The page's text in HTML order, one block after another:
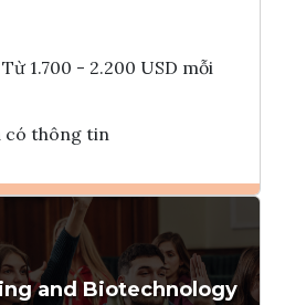
Từ 1.700 - 2.200 USD mỗi
có thông tin
Ghi danh
Tham vấn Interlink
and Biotechnology